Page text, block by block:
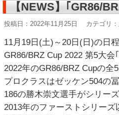
【NEWS】｢GR86/
投稿日：2022年11月25日 カテゴリ：
11月19日(土)～20日(日)の日
GR86/BRZ Cup 2022 第5大
2022年のGR86/BRZ Cupの全
プロクラスはゼッケン504の
186の勝木崇文選手がシリー
2013年のファーストシリー